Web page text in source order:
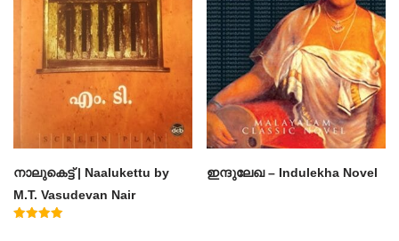
നാലുകെട്ട് | Naalukettu by
M.T. Vasudevan Nair
ഇന്ദുലേഖ – Indulekha Novel